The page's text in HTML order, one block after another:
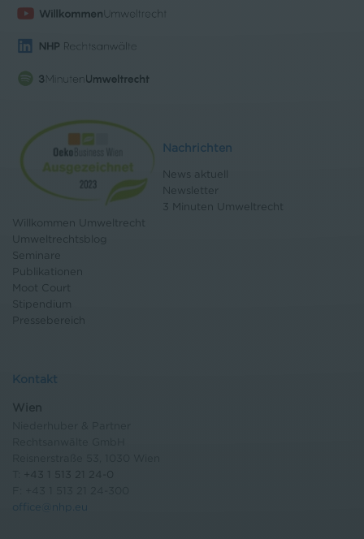
Nachrichten
News aktuell
Newsletter
3 Minuten Umweltrecht
Willkommen Umweltrecht
Umweltrechtsblog
Seminare
Publikationen
Moot Court
Stipendium
Pressebereich
Kontakt
Wien
+43 1 513 21 24-0
office@nhp.eu